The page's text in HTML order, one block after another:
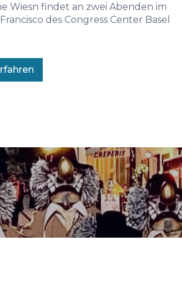
Wiesn findet an zwei Abenden im
des Congress Center Basel